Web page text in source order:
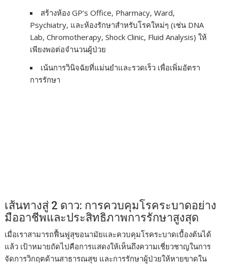
สร้างห้อง GP’s Office, Pharmacy, Ward,
Psychiatry, และห้องรักษาสำหรับโรคใหม่ๆ (เช่น DNA
Lab, Chromotherapy, Shock Clinic, Fluid Analysis) ให้
เพียงพอต่อจำนวนผู้ป่วย
เน้นการวินิจฉัยที่แม่นยำและรวดเร็ว เพื่อเพิ่มอัตรา
การรักษา
เส้นทางสู่ 2 ดาว: การควบคุมโรคระบาดอย่าง
มืออาชีพและประสิทธิภาพการรักษาสูงสุด
เมื่อเราสามารถฟื้นฟูสุขอนามัยและควบคุมโรคระบาดเบื้องต้นได้
แล้ว เป้าหมายถัดไปคือการแสดงให้เห็นถึงความเชี่ยวชาญในการ
จัดการวิกฤตด้านสาธารณสุข และการรักษาผู้ป่วยให้หายขาดใน